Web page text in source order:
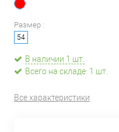
Размер :
54
В наличии 1 шт.
Всего на складе: 1 шт.
Все характеристики